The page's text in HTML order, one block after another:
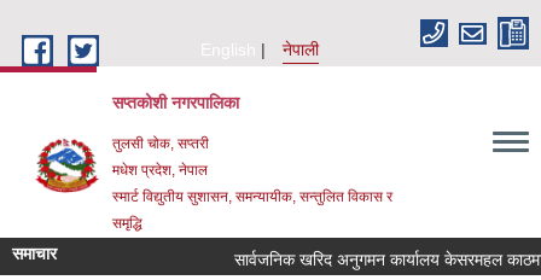
English
नेपाली
सप्तकोशी नगरपालिका
तुलसी चोक, सप्तरी
मधेश प्रदेश, नेपाल
स्मार्ट विद्युतीय सुशासन, समन्यायीक, सन्तुलित विकास र
समृद्धि
समाचार सार्वजनिक खरिद अनुगमन कार्यालय केसरमहल